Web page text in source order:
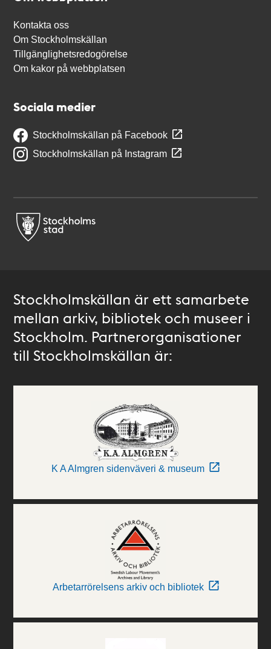
Kontakta oss
Om Stockholmskällan
Tillgänglighetsredogörelse
Om kakor på webbplatsen
Sociala medier
Stockholmskällan på Facebook
Stockholmskällan på Instagram
Stockholmskällan är ett samarbete
mellan arkiv, bibliotek och museer i
Stockholm. Partnerorganisationer
till Stockholmskällan är:
K A Almgren sidenväveri & museum
Arbetarrörelsens arkiv och bibliotek